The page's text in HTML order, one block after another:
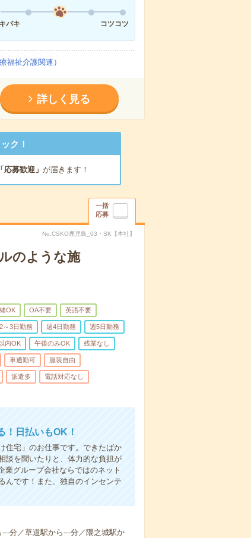
パキ
コツコツ
祉介護関連）
詳しく見る
ク！
応募歓迎」 が届きます！
一括
応募
No.CSKO鹿児島_03・SK【本社】
のような施
OK OA不要 英語不要
～3日勤務 週4日勤務 週5日勤務
内OK 午後のみOK 残業なし
車通勤可 服装自由
派遣多 電話対応なし
日払いもOK！
宅」のお仕事です。できたばか
談を聞いたりと、体力的な負担が
グループ会社ならではのネット
んです！また、独自のインセンテ
分／草道駅から---分／隈之城駅か